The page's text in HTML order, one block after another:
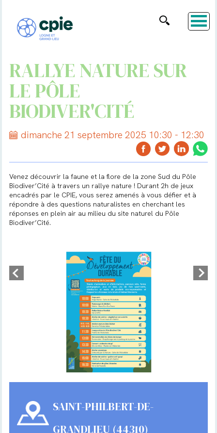
RALLYE NATURE SUR
LE PÔLE
BIODIVER'CITÉ
dimanche 21 septembre 2025 10:30 - 12:30
Venez découvrir la faune et la flore de la zone Sud du Pôle
Biodiver’Cité à travers un rallye nature ! Durant 2h de jeux
encadrés par le CPIE, vous serez amenés à vous défier et à
répondre à des questions naturalistes en cherchant les
réponses en plein air au milieu du site naturel du Pôle
Biodiver’Cité.
SAINT-PHILBERT-DE-
GRANDLIEU (44310)